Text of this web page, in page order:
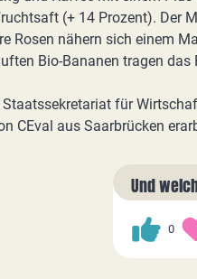
(+ 14 Prozent). Der
Rosen nähern sich einem
Bio-Bananen tragen das
für
CEval aus Saarbrücken
Und
0